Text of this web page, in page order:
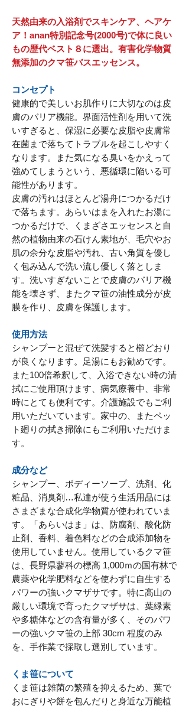
天然由来の入浴剤でスキンケア、ヘアケ
ア！anan特別記念号(2000号)で体に良い
もの歴代ベスト８に選出。有害化学物質
無添加のクマ笹バスエッセンス。
コンセプト
健康的で美しいお肌作りに大切なのは皮
膚のバリア機能。界面活性剤を用いて洗
いすぎると、保湿に必要な皮脂や皮膚常
在菌まで落ちてトラブルを起こしやすく
なります。また気になる臭いをかえって
強めてしまうという、悪循環に陥いる可
能性があります。
皮膚の汚れはほとんど湯舟につかるだけ
で落ちます。あらいはまを入れたお湯に
つかるだけで、くまざさエッセンスと自
然の植物由来の石けん素地が、毛穴やお
肌の余分な皮脂や汚れ、古い角質を優し
く包み込んで洗い流し優しく落としま
す。洗いすぎないことで皮膚のバリア機
能を壊さず、またクマ笹の油性成分が皮
膜を作り、皮膚を保護します。
使用方法
シャンプーと混ぜて洗髪すると櫛どおり
が良くなります。足湯にもお勧めです。
また100倍希釈して、入浴できない時の清
拭にご使用頂けます、病気療養中、非常
時にとても便利です。介護施設でもご利
用いただいています。家中の、またペッ
ト廻りの拭き掃除にもご利用いただけま
す。
成分など
シャンプー、ボディーソープ、洗剤、化
粧品、消臭剤…私達が使う生活用品には
さまざまな合成化学物質が使われていま
す。「あらいはま」は、防腐剤、酸化防
止剤、香料、着色料などの合成添加物を
使用していません。使用しているクマ笹
は、長野県蓼科の標高 1,000ｍの国有林で
農薬や化学肥料などを使わずに自生する
パワーの強いクマザサです。特に高山の
厳しい環境で育ったクマザサは、葉緑素
や多糖体などの含有量が多く、そのパワ
ーの強いクマ笹の上部 30cm 程度のみ
を、手作業で採取し選別しています。
くま笹について
くま笹は雑菌の繁殖を抑えるため、葉で
おにぎりや餅を包んだりと身近な万能植